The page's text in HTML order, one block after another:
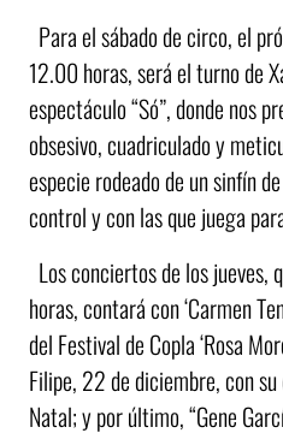
Para el sábado de circo, el
12.00 horas, será el turno de
espectáculo “Só”, donde nos
obsesivo, cuadriculado y
especie rodeado de un sinfín
control y con las que juega
Los conciertos de los
horas, contará con ‘Carmen
del Festival de Copla ‘Rosa
Filipe, 22 de diciembre, con
Natal; y por último, “Gene